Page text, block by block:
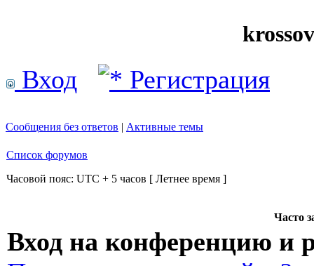
Вход Регистрация
Сообщения без ответов | Активные темы
Список форумов
Часовой пояс: UTC + 5 часов [ Летнее время ]
Часто
Вход на конференцию и